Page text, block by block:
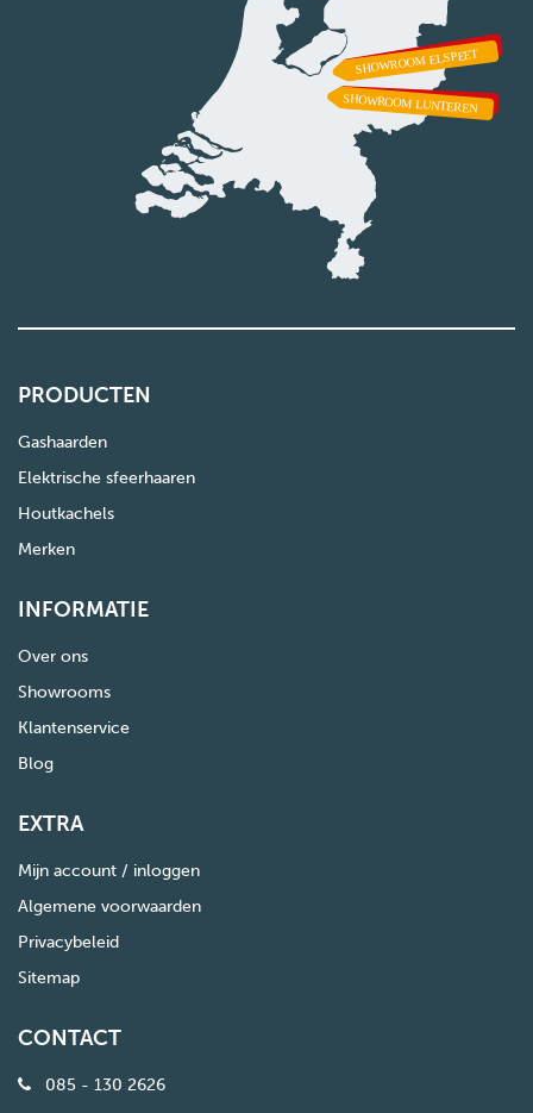
PRODUCTEN
Gashaarden
Elektrische sfeerhaaren
Houtkachels
Merken
INFORMATIE
Over ons
Showrooms
Klantenservice
Blog
EXTRA
Mijn account / inloggen
Algemene voorwaarden
Privacybeleid
Sitemap
CONTACT
085 - 130 2626